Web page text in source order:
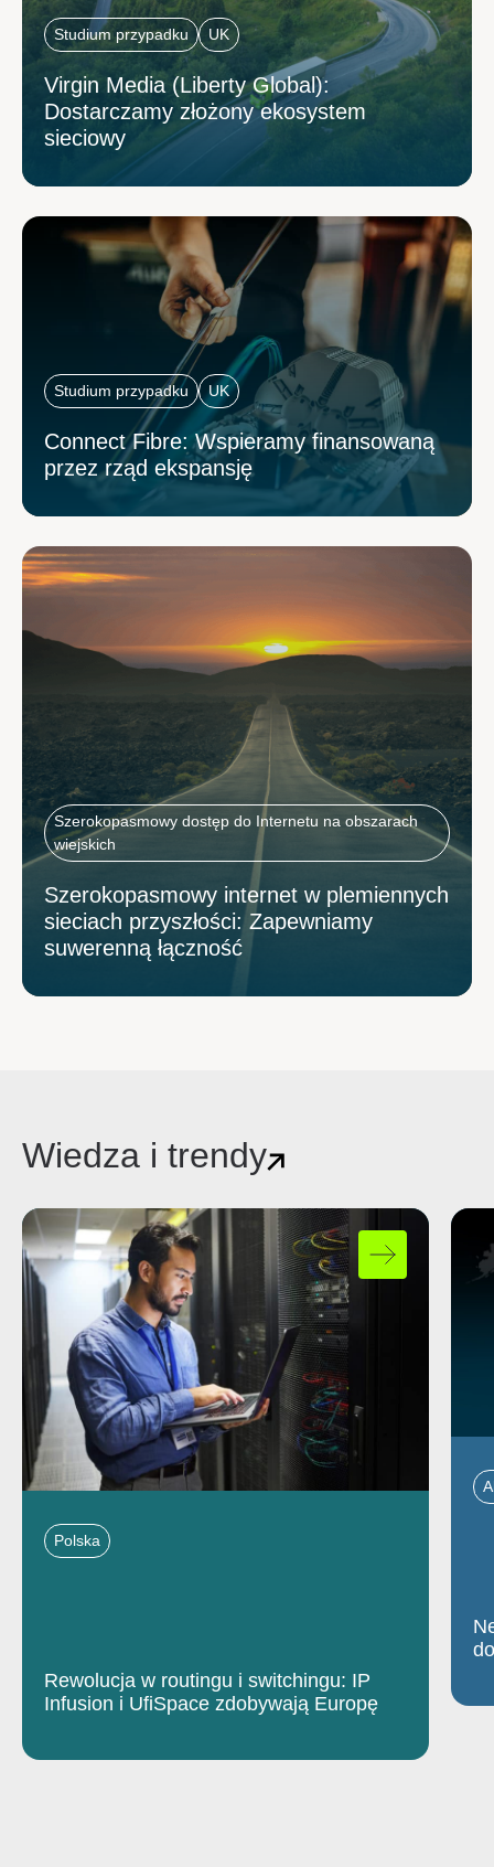
Studium przypadku UK
Virgin Media (Liberty Global):
Dostarczamy złożony ekosystem
sieciowy
Studium przypadku UK
Connect Fibre: Wspieramy finansowaną
przez rząd ekspansję
Szerokopasmowy dostęp do Internetu na obszarach
wiejskich
Szerokopasmowy internet w plemiennych
sieciach przyszłości: Zapewniamy
suwerenną łączność
Wiedza i trendy
Polska
Rewolucja w routingu i switchingu: IP
Infusion i UfiSpace zdobywają Europę